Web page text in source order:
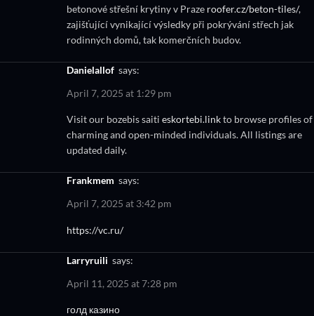
betonové střešní krytiny v Praze roofer.cz/beton-tiles/,
zajišťující vynikající výsledky při pokrývání střech jak
rodinných domů, tak komerčních budov.
Danielallof says:
April 7, 2025 at 1:29 pm
Visit our bozebis saiti eskortebi.linkto browse profiles of
charming and open-minded individuals. All listings are
updated daily.
Frankmem says:
April 7, 2025 at 3:42 pm
https://vc.ru/
Larryruili says:
April 11, 2025 at 7:28 pm
голд казино